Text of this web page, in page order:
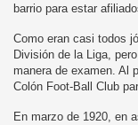
barrio para estar
Como eran casi todos
División de la Liga,
manera de examen. Al
Colón Foot-Ball Club
En marzo de 1920, en